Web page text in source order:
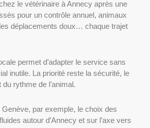
le vétérinaire à Annecy après une
pour un contrôle annuel, animaux
déplacements doux… chaque trajet
permet d’adapter le service sans
inutile. La priorité reste la sécurité, le
rythme de l’animal.
Genève, par exemple, le choix des
autour d’Annecy et sur l’axe vers